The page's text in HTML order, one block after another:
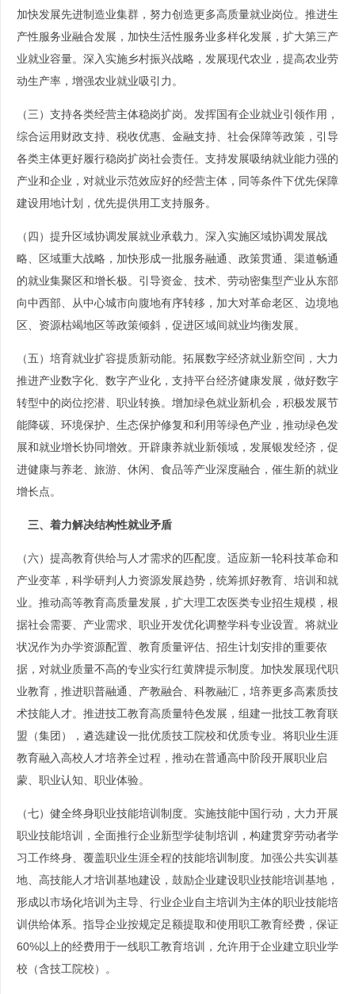
加快发展先进制造业集群，努力创造更多高质量就业岗位。推进生
产性服务业融合发展，加快生活性服务业多样化发展，扩大第三产
业就业容量。深入实施乡村振兴战略，发展现代农业，提高农业劳
动生产率，增强农业就业吸引力。
（三）支持各类经营主体稳岗扩岗。发挥国有企业就业引领作用，
综合运用财政支持、税收优惠、金融支持、社会保障等政策，引导
各类主体更好履行稳岗扩岗社会责任。支持发展吸纳就业能力强的
产业和企业，对就业示范效应好的经营主体，同等条件下优先保障
建设用地计划，优先提供用工支持服务。
（四）提升区域协调发展就业承载力。深入实施区域协调发展战
略、区域重大战略，加快形成一批服务融通、政策贯通、渠道畅通
的就业集聚区和增长极。引导资金、技术、劳动密集型产业从东部
向中西部、从中心城市向腹地有序转移，加大对革命老区、边境地
区、资源枯竭地区等政策倾斜，促进区域间就业均衡发展。
（五）培育就业扩容提质新动能。拓展数字经济就业新空间，大力
推进产业数字化、数字产业化，支持平台经济健康发展，做好数字
转型中的岗位挖潜、职业转换。增加绿色就业新机会，积极发展节
能降碳、环境保护、生态保护修复和利用等绿色产业，推动绿色发
展和就业增长协同增效。开辟康养就业新领域，发展银发经济，促
进健康与养老、旅游、休闲、食品等产业深度融合，催生新的就业
增长点。
三、着力解决结构性就业矛盾
（六）提高教育供给与人才需求的匹配度。适应新一轮科技革命和
产业变革，科学研判人力资源发展趋势，统筹抓好教育、培训和就
业。推动高等教育高质量发展，扩大理工农医类专业招生规模，根
据社会需要、产业需求、职业开发优化调整学科专业设置。将就业
状况作为办学资源配置、教育质量评估、招生计划安排的重要依
据，对就业质量不高的专业实行红黄牌提示制度。加快发展现代职
业教育，推进职普融通、产教融合、科教融汇，培养更多高素质技
术技能人才。推进技工教育高质量特色发展，组建一批技工教育联
盟（集团），遴选建设一批优质技工院校和优质专业。将职业生涯
教育融入高校人才培养全过程，推动在普通高中阶段开展职业启
蒙、职业认知、职业体验。
（七）健全终身职业技能培训制度。实施技能中国行动，大力开展
职业技能培训，全面推行企业新型学徒制培训，构建贯穿劳动者学
习工作终身、覆盖职业生涯全程的技能培训制度。加强公共实训基
地、高技能人才培训基地建设，鼓励企业建设职业技能培训基地，
形成以市场化培训为主导、行业企业自主培训为主体的职业技能培
训供给体系。指导企业按规定足额提取和使用职工教育经费，保证
60%以上的经费用于一线职工教育培训，允许用于企业建立职业学
校（含技工院校）。